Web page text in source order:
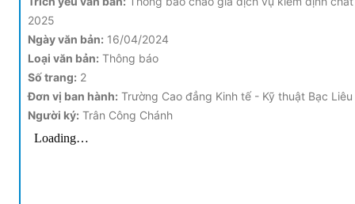
2025
Ngày văn bản: 16/04/2024
Loại văn bản: Thông báo
Số trang: 2
Đơn vị ban hành: Trường Cao đẳng Kinh tế - Kỹ thuật Bạc Liêu
Người ký: Trân Công Chánh